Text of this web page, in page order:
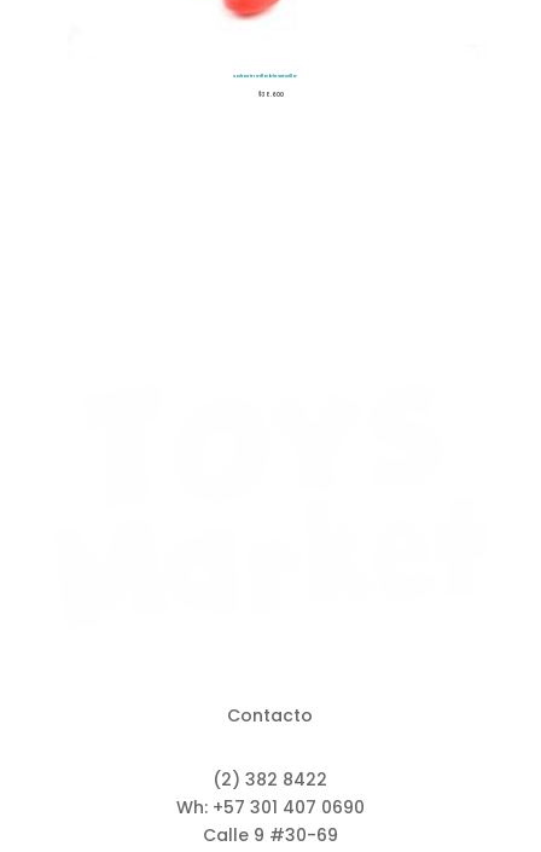
Saltarin Inflable Sencillo
$38.600
Contacto
(2) 382 8422
Wh: +57 301 407 0690
Calle 9 #30-69